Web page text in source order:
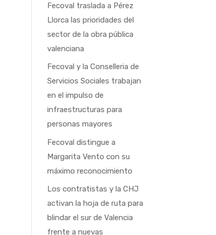
Fecoval traslada a Pérez
Llorca las prioridades del
sector de la obra pública
valenciana
Fecoval y la Conselleria de
Servicios Sociales trabajan
en el impulso de
infraestructuras para
personas mayores
Fecoval distingue a
Margarita Vento con su
máximo reconocimiento
Los contratistas y la CHJ
activan la hoja de ruta para
blindar el sur de Valencia
frente a nuevas